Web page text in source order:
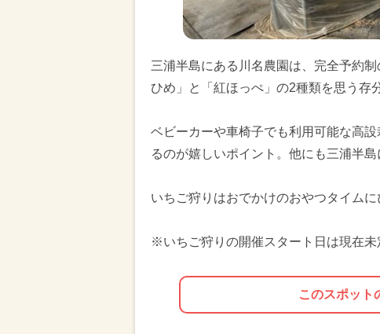
三浦半島にある川名農園は、完全予約
ひめ」と「紅ほっぺ」の2種類を思う存
ベビーカーや車椅子でも利用可能な高
るのが嬉しいポイント。他にも三浦半
いちご狩りはおでかけのおやつタイムに
※いちご狩りの開催スタート日は現在未
このスポット